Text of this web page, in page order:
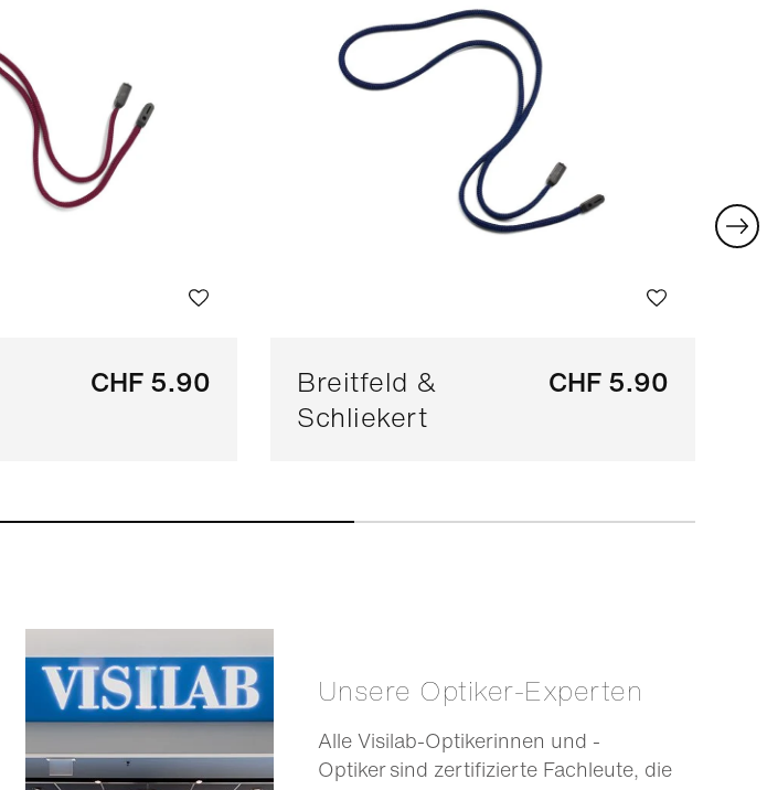
CHF 5.90
Breitfeld &
Schliekert
CHF 5.90
Unsere Optiker-Experten
Alle Visilab-Optikerinnen und -
Optiker sind zertifizierte Fachleute, die